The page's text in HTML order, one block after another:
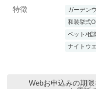
特徴 ガーデン
和装挙式
ペット相
ナイトウ
Webお申込みの期限